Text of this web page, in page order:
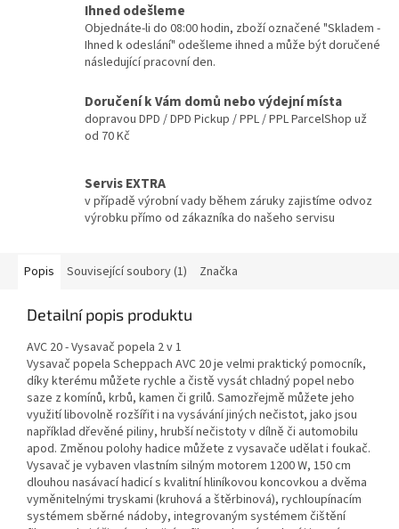
Ihned odešleme
Objednáte-li do 08:00 hodin, zboží označené "Skladem -
Ihned k odeslání" odešleme ihned a může být doručené
následující pracovní den.
Doručení k Vám domů nebo výdejní místa
dopravou DPD / DPD Pickup / PPL / PPL ParcelShop už
od 70 Kč
Servis EXTRA
v případě výrobní vady během záruky zajistíme odvoz
výrobku přímo od zákazníka do našeho servisu
Popis Související soubory (1) Značka
Detailní popis produktu
AVC 20 - Vysavač popela 2 v 1
Vysavač popela Scheppach AVC 20 je velmi praktický pomocník,
díky kterému můžete rychle a čistě vysát chladný popel nebo
saze z komínů, krbů, kamen či grilů. Samozřejmě můžete jeho
využití libovolně rozšířit i na vysávání jiných nečistot, jako jsou
například dřevěné piliny, hrubší nečistoty v dílně či automobilu
apod. Změnou polohy hadice můžete z vysavače udělat i foukač.
Vysavač je vybaven vlastním silným motorem 1200 W, 150 cm
dlouhou nasávací hadicí s kvalitní hliníkovou koncovkou a dvěma
vyměnitelnými tryskami (kruhová a štěrbinová), rychloupínacím
systémem sběrné nádoby, integrovaným systémem čištění